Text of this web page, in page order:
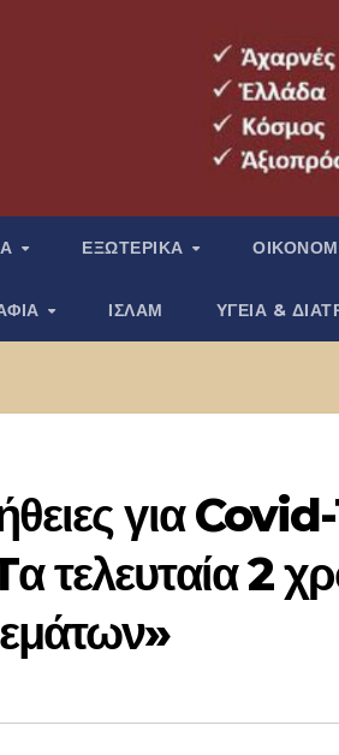
ΕΞΩΤΕΡΙΚΑ
ΙΣΛΑΜ ΥΓΕΙΑ &
για
τελευταία 2